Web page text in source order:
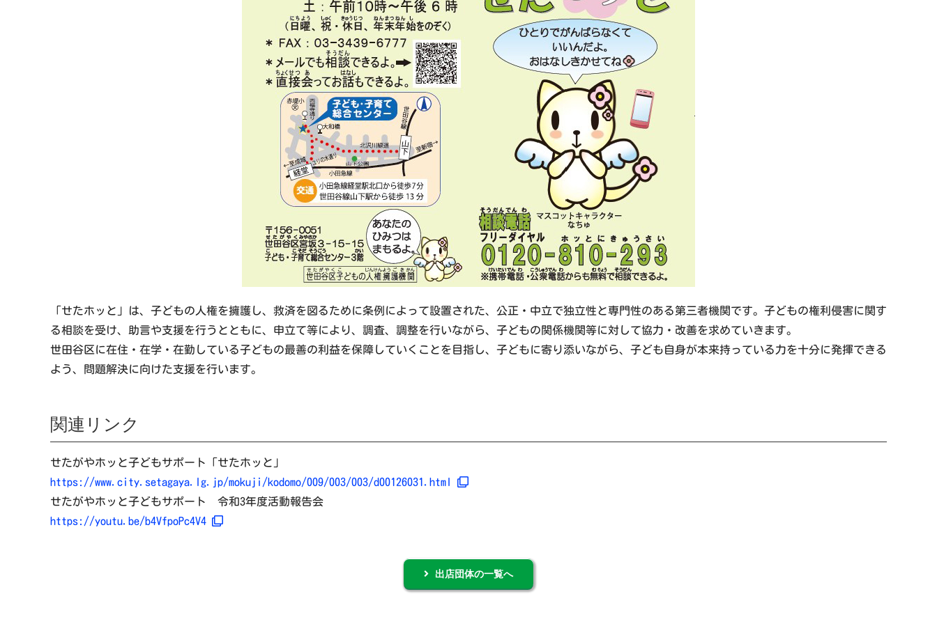
「せたホッと」は、子どもの人権を擁護し、救済を図るために条例によって設置された、公正・中立で独立性と専門性のある第三者機関です。子どもの権利侵害に関す
る相談を受け、助言や支援を行うとともに、申立て等により、調査、調整を行いながら、子どもの関係機関等に対して協力・改善を求めていきます。
世田谷区に在住・在学・在勤している子どもの最善の利益を保障していくことを目指し、子どもに寄り添いながら、子ども自身が本来持っている力を十分に発揮できる
よう、問題解決に向けた支援を行います。
関連リンク
せたがやホッと子どもサポート「せたホッと」
https://www.city.setagaya.lg.jp/mokuji/kodomo/009/003/003/d00126031.html
せたがやホッと子どもサポート 令和3年度活動報告会
https://youtu.be/b4VfpoPc4V4
出店団体の一覧へ